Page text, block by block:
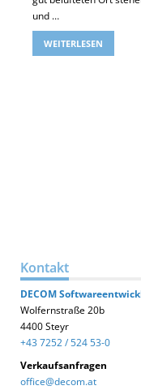
und …
WEITERLESEN
Kontakt
DECOM
Wolfernstraße 20b
4400 Steyr
+43 7252 / 524 53-0
Verkaufsanfragen
office@decom.at